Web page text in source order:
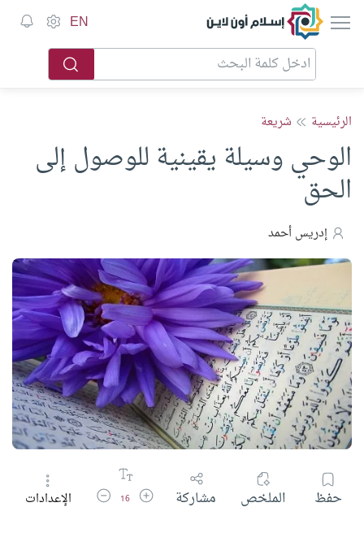
إسلام أون لاين EN
الرئيسية شريعة
الوحي وسيلة يقينية للوصول إلى
الحق
إدريس أحمد
حفظ الملخص مشاركة زيادة حجم الخط
16 تقليل حجم الخط
الإعدادات